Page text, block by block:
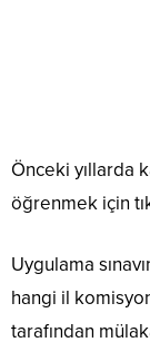
Önceki yıllarda
öğrenmek için
Uygulama
hangi il
tarafından